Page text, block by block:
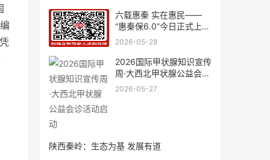
六载惠秦 实在惠民——
“惠秦保6.0”今日正式上
线！
2026-05-28
2026国际甲状腺知识宣传
周·大西北甲状腺公益会诊
活
2026-05-27
陕西秦岭：生态为基 发展有道